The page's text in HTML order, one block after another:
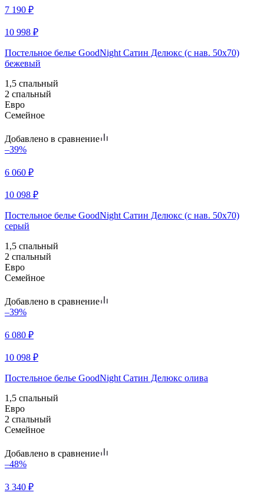
7 190 ₽
10 998 ₽
Постельное белье GoodNight Сатин Делюкс (с нав. 50х70)
бежевый
1,5 спальный
2 спальный
Евро
Семейное
Добавлено в сравнение
–39%
6 060 ₽
10 098 ₽
Постельное белье GoodNight Сатин Делюкс (с нав. 50х70)
серый
1,5 спальный
2 спальный
Евро
Семейное
Добавлено в сравнение
–39%
6 080 ₽
10 098 ₽
Постельное белье GoodNight Сатин Делюкс олива
1,5 спальный
Евро
2 спальный
Семейное
Добавлено в сравнение
–48%
3 340 ₽